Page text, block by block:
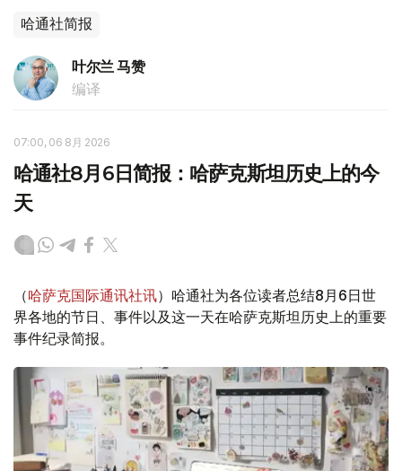
哈通社简报
叶尔兰 马赞
编译
07:00, 06 8月 2026
哈通社8月6日简报：哈萨克斯坦历史上的今
天
（哈萨克国际通讯社讯）哈通社为各位读者总结8月6日世
界各地的节日、事件以及这一天在哈萨克斯坦历史上的重要
事件纪录简报。